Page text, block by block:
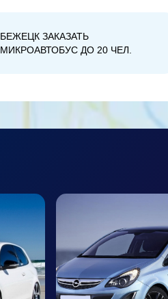
БЕЖЕЦК ЗАКАЗАТЬ
МИКРОАВТОБУС ДО 20 ЧЕЛ.